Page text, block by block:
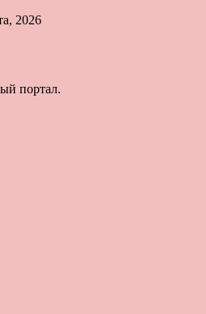
2026
портал.